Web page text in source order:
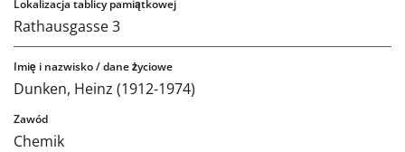
Rathausgasse 3
Dunken, Heinz (1912-1974)
Chemik